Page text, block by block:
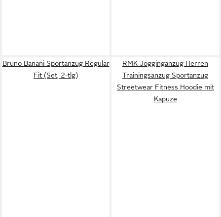
Bruno Banani Sportanzug Regular
Fit (Set, 2-tlg)
RMK Jogginganzug Herren
Trainingsanzug Sportanzug
Streetwear Fitness Hoodie mit
Kapuze